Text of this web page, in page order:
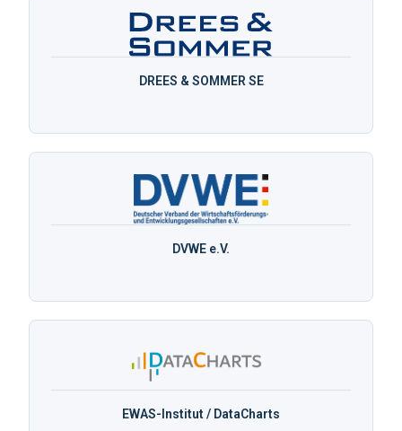
DREES & SOMMER SE
DVWE e.V.
EWAS-Institut / DataCharts